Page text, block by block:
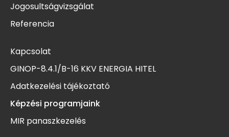
Jogosultságvizsgálat
Referencia
Kapcsolat
GINOP-8.4.1/B-16 KKV ENERGIA HITEL
Adatkezelési tájékoztató
Képzési programjaink
MIR panaszkezelés